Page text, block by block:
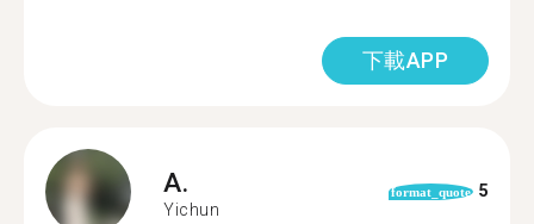
下載APP
A.
Yichun
format_quote 5